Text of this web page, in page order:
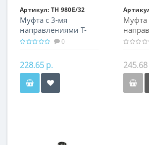
Артикул: TH 980E/32
Муфта с 3-мя
направлениями T-
образная
0
228.65 р.
Муфта